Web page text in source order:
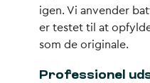
igen. Vi anvender
er testet til at
som de originale.
Professionel